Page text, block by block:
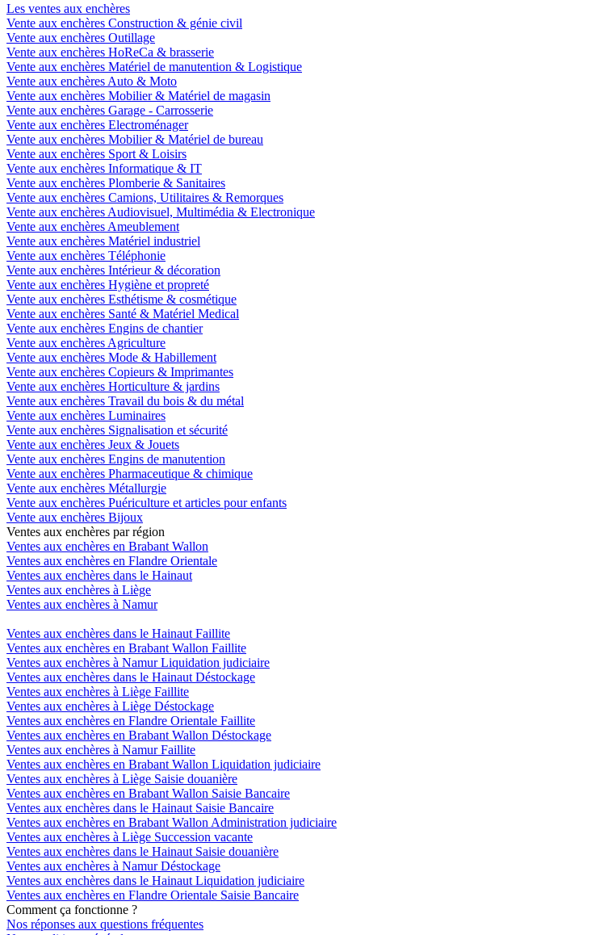
Les ventes aux enchères
Vente aux enchères Construction & génie civil
Vente aux enchères Outillage
Vente aux enchères HoReCa & brasserie
Vente aux enchères Matériel de manutention & Logistique
Vente aux enchères Auto & Moto
Vente aux enchères Mobilier & Matériel de magasin
Vente aux enchères Garage - Carrosserie
Vente aux enchères Electroménager
Vente aux enchères Mobilier & Matériel de bureau
Vente aux enchères Sport & Loisirs
Vente aux enchères Informatique & IT
Vente aux enchères Plomberie & Sanitaires
Vente aux enchères Camions, Utilitaires & Remorques
Vente aux enchères Audiovisuel, Multimédia & Electronique
Vente aux enchères Ameublement
Vente aux enchères Matériel industriel
Vente aux enchères Téléphonie
Vente aux enchères Intérieur & décoration
Vente aux enchères Hygiène et propreté
Vente aux enchères Esthétisme & cosmétique
Vente aux enchères Santé & Matériel Medical
Vente aux enchères Engins de chantier
Vente aux enchères Agriculture
Vente aux enchères Mode & Habillement
Vente aux enchères Copieurs & Imprimantes
Vente aux enchères Horticulture & jardins
Vente aux enchères Travail du bois & du métal
Vente aux enchères Luminaires
Vente aux enchères Signalisation et sécurité
Vente aux enchères Jeux & Jouets
Vente aux enchères Engins de manutention
Vente aux enchères Pharmaceutique & chimique
Vente aux enchères Métallurgie
Vente aux enchères Puériculture et articles pour enfants
Vente aux enchères Bijoux
Ventes aux enchères par région
Ventes aux enchères en Brabant Wallon
Ventes aux enchères en Flandre Orientale
Ventes aux enchères dans le Hainaut
Ventes aux enchères à Liège
Ventes aux enchères à Namur
Ventes aux enchères dans le Hainaut Faillite
Ventes aux enchères en Brabant Wallon Faillite
Ventes aux enchères à Namur Liquidation judiciaire
Ventes aux enchères dans le Hainaut Déstockage
Ventes aux enchères à Liège Faillite
Ventes aux enchères à Liège Déstockage
Ventes aux enchères en Flandre Orientale Faillite
Ventes aux enchères en Brabant Wallon Déstockage
Ventes aux enchères à Namur Faillite
Ventes aux enchères en Brabant Wallon Liquidation judiciaire
Ventes aux enchères à Liège Saisie douanière
Ventes aux enchères en Brabant Wallon Saisie Bancaire
Ventes aux enchères dans le Hainaut Saisie Bancaire
Ventes aux enchères en Brabant Wallon Administration judiciaire
Ventes aux enchères à Liège Succession vacante
Ventes aux enchères dans le Hainaut Saisie douanière
Ventes aux enchères à Namur Déstockage
Ventes aux enchères dans le Hainaut Liquidation judiciaire
Ventes aux enchères en Flandre Orientale Saisie Bancaire
Comment ça fonctionne ?
Nos réponses aux questions fréquentes